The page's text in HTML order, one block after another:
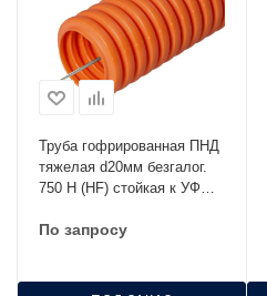
Труба гофрированная ПНД
тяжелая d20мм безгалог.
750 Н (HF) стойкая к УФ
PR02.0033
По запросу